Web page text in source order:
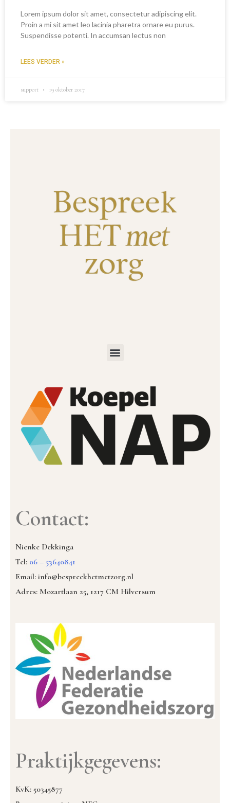
Lorem ipsum dolor sit amet, consectetur adipiscing elit.
Proin a mi sit amet leo lacinia pharetra ornare eu purus.
Suspendisse potenti. In accumsan lectus non
LEES VERDER »
support 19 oktober 2017
Contact:
Nienke Dekkinga
Tel: 06 – 53640841
Email: info@bespreekhetmetzorg.nl
Adres: Mozartlaan 25, 1217 CM Hilversum
Praktijkgegevens:
KvK: 50345877